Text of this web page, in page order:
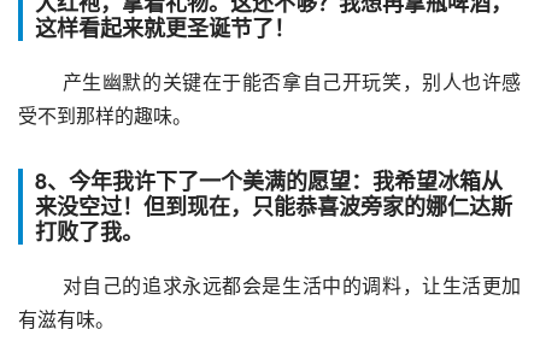
这样看起来就更圣诞节了！
受不到那样的趣味。
8、今年我许下了一个美满的愿望：我希望冰箱从
来没空过！但到现在，只能恭喜波旁家的娜仁达斯
打败了我。
有滋有味。